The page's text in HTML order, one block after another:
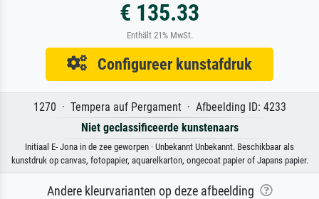
€ 135.33
Enthält 21% MwSt.
Configureer kunstafdruk
1270 · Tempera auf Pergament · Afbeelding ID: 4233
Niet geclassificeerde kunstenaars
Initiaal E- Jona in de zee geworpen · Unbekannt Unbekannt. Beschikbaar als
kunstdruk op canvas, fotopapier, aquarelkarton, ongecoat papier of Japans papier.
Andere kleurvarianten op deze afbeelding